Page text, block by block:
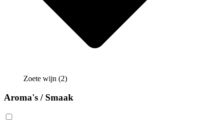
Zoete wijn (2)
Aroma's / Smaak